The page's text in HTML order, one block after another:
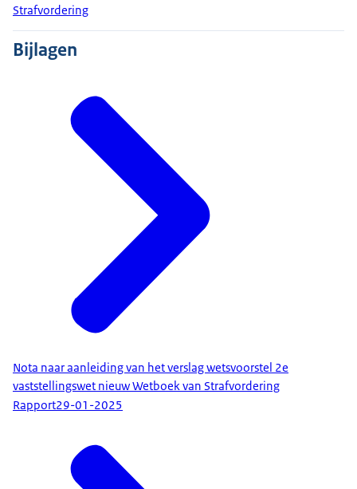
Strafvordering
Bijlagen
Nota naar aanleiding van het verslag wetsvoorstel 2e
vaststellingswet nieuw Wetboek van Strafvordering
Rapport29-01-2025